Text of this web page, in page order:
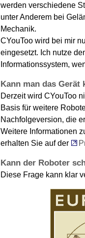
werden verschiedene
unter Anderem bei
Mechanik.
CYouToo wird bei mir
eingesetzt. Ich nutze
Informationssystem,
Kann man das Gerät
Derzeit wird CYouToo
Basis für weitere
Nachfolgeversion, die
Weitere Informationen
erhalten Sie auf der
Kann der Roboter
Diese Frage kann klar